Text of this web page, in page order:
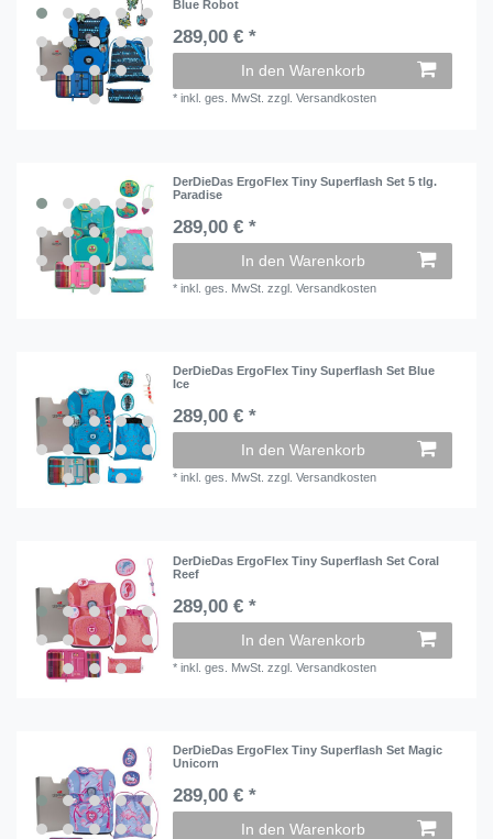
Blue Robot
289,00 € *
In den Warenkorb
*inkl. ges. MwSt. zzgl.Versandkosten
DerDieDas ErgoFlex Tiny Superflash Set 5 tlg.
Paradise
289,00 € *
In den Warenkorb
*inkl. ges. MwSt. zzgl.Versandkosten
DerDieDas ErgoFlex Tiny Superflash Set Blue
Ice
289,00 € *
In den Warenkorb
*inkl. ges. MwSt. zzgl.Versandkosten
DerDieDas ErgoFlex Tiny Superflash Set Coral
Reef
289,00 € *
In den Warenkorb
*inkl. ges. MwSt. zzgl.Versandkosten
DerDieDas ErgoFlex Tiny Superflash Set Magic
Unicorn
289,00 € *
In den Warenkorb